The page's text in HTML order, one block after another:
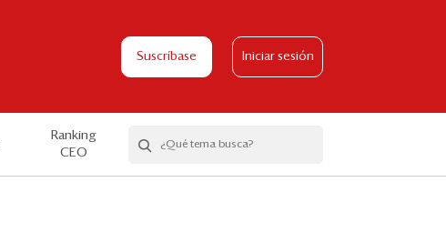
Suscríbase Iniciar sesión
Ranking
CEO